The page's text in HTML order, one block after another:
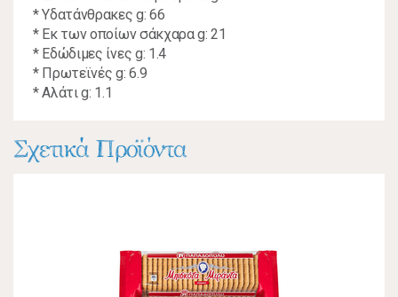
* Υδατάνθρακες g: 66
* Eκ των οποίων σάκχαρα g: 21
* Εδώδιμες ίνες g: 1.4
* Πρωτεϊνές g: 6.9
* Αλάτι g: 1.1
Σχετικά Προϊόντα